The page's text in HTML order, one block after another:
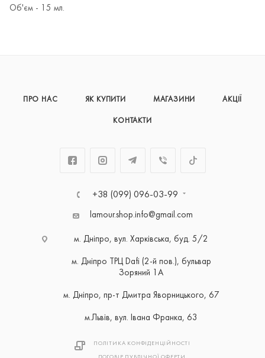
Об'єм - 15 мл.
ПРО НАС ЯК КУПИТИ МАГАЗИНИ АКЦІЇ
КОНТАКТИ
+38 (099) 096-03-99
lamour.shop.info@gmail.com
м. Дніпро, вул. Харківська, буд. 5/2
м. Дніпро ТРЦ Dafi (2-й пов.), бульвар
Зоряний 1А
м. Дніпро, пр-т Дмитра Яворницького, 67
м.Львів, вул. Івана Франка, 63
ПОЛІТИКА КОНФІДЕНЦІЙНОСТІ